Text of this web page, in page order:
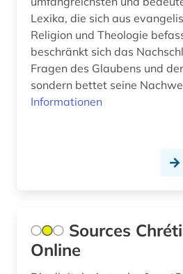
Lexika, die sich aus
Religion und Theologie
beschränkt sich das
Fragen des Glaubens und
sondern bettet seine
Informationen
Sources
Online